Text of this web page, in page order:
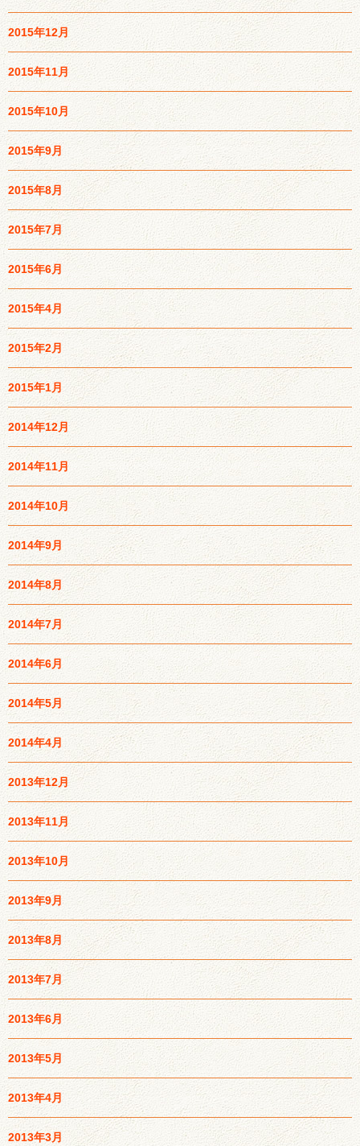
2015年12月
2015年11月
2015年10月
2015年9月
2015年8月
2015年7月
2015年6月
2015年4月
2015年2月
2015年1月
2014年12月
2014年11月
2014年10月
2014年9月
2014年8月
2014年7月
2014年6月
2014年5月
2014年4月
2013年12月
2013年11月
2013年10月
2013年9月
2013年8月
2013年7月
2013年6月
2013年5月
2013年4月
2013年3月